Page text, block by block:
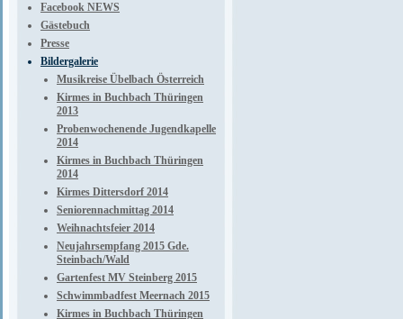
Facebook NEWS
Gästebuch
Presse
Bildergalerie
Musikreise Übelbach Österreich
Kirmes in Buchbach Thüringen
2013
Probenwochenende Jugendkapelle
2014
Kirmes in Buchbach Thüringen
2014
Kirmes Dittersdorf 2014
Seniorennachmittag 2014
Weihnachtsfeier 2014
Neujahrsempfang 2015 Gde.
Steinbach/Wald
Gartenfest MV Steinberg 2015
Schwimmbadfest Meernach 2015
Kirmes in Buchbach Thüringen